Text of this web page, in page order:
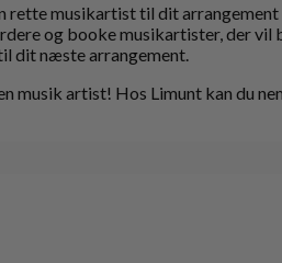
rette musikartist til dit arrangement
og booke musikartister, der
dit næste arrangement.
musik artist! Hos Limunt kan du